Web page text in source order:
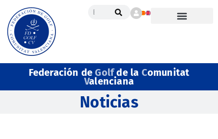
Federación deGolfde la Comunitat
Valenciana
Noticias